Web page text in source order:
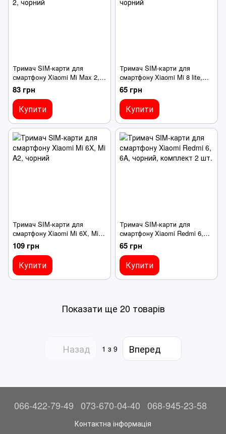
Тримач SIM-карти для
смартфону Xiaomi Mi Max 2,
чорний
83 грн
Купити
Тримач SIM-карти для
смартфону Xiaomi Mi 8 lite,
чорний
65 грн
Купити
Тримач SIM-карти для
смартфону Xiaomi Mi 6X, Mi
A2, чорний
109 грн
Купити
Тримач SIM-карти для
смартфону Xiaomi Redmi 6,
6A, чорний, комплект 2 шт.
65 грн
Купити
Показати ще 20 товарів
Назад 1 з 9 Вперед
066-422-79-49 073-670-04-40 068-945-23-58
Контактна інформація